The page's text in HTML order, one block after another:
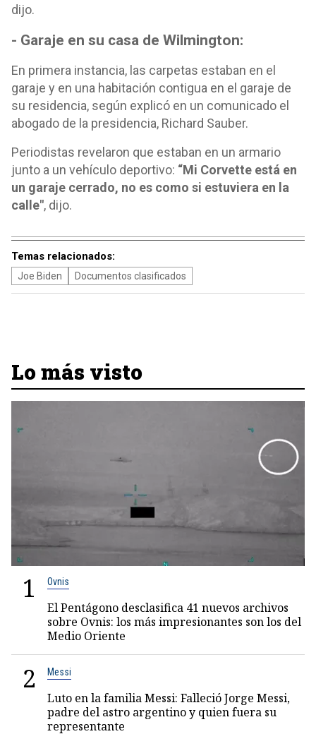
dijo.
- Garaje en su casa de Wilmington:
En primera instancia, las carpetas estaban en el
garaje y en una habitación contigua en el garaje de
su residencia, según explicó en un comunicado el
abogado de la presidencia, Richard Sauber.
Periodistas revelaron que estaban en un armario
junto a un vehículo deportivo: “Mi Corvette está en
un garaje cerrado, no es como si estuviera en la
calle", dijo.
Temas relacionados:
Joe Biden Documentos clasificados
Lo más visto
1 Ovnis
El Pentágono desclasifica 41 nuevos archivos
sobre Ovnis: los más impresionantes son los del
Medio Oriente
2 Messi
Luto en la familia Messi: Falleció Jorge Messi,
padre del astro argentino y quien fuera su
representante